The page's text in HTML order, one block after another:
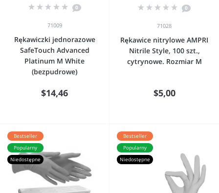
0
71009
Rękawiczki jednorazowe
SafeTouch Advanced
Platinum M White
(bezpudrowe)
$14,46
0
71028
Rękawice nitrylowe AMPRI
Nitrile Style, 100 szt.,
cytrynowe. Rozmiar M
$5,00
Bestseller
Popularny
Niedostępne
Bestseller
Popularny
Niedostępne